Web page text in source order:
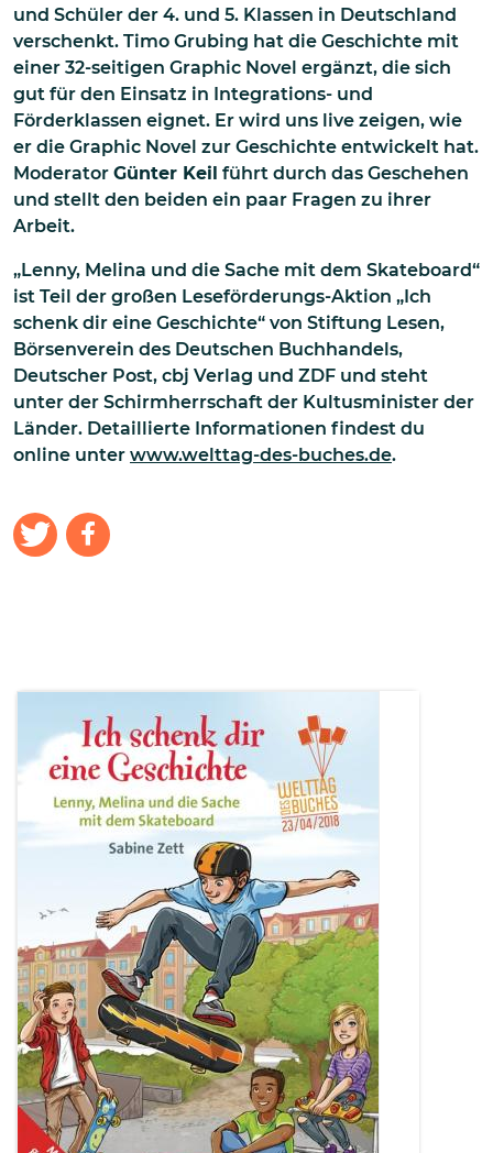
und Schüler der 4. und 5. Klassen in Deutschland
verschenkt. Timo Grubing hat die Geschichte mit
einer 32-seitigen Graphic Novel ergänzt, die sich
gut für den Einsatz in Integrations- und
Förderklassen eignet. Er wird uns live zeigen, wie
er die Graphic Novel zur Geschichte entwickelt hat.
Moderator Günter Keil führt durch das Geschehen
und stellt den beiden ein paar Fragen zu ihrer
Arbeit.
„Lenny, Melina und die Sache mit dem Skateboard“
ist Teil der großen Leseförderungs-Aktion „Ich
schenk dir eine Geschichte“ von Stiftung Lesen,
Börsenverein des Deutschen Buchhandels,
Deutscher Post, cbj Verlag und ZDF und steht
unter der Schirmherrschaft der Kultusminister der
Länder. Detaillierte Informationen findest du
online unter www.welttag-des-buches.de.